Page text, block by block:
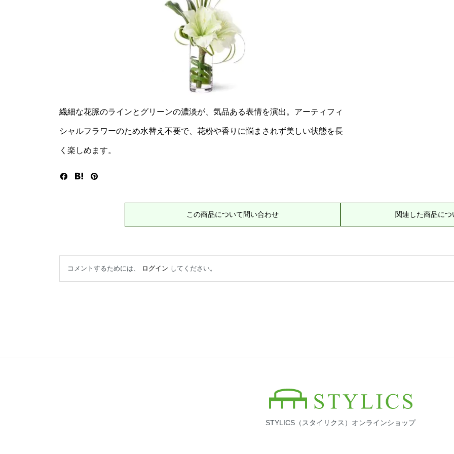
繊細な花脈のラインとグリーンの濃淡が、気品ある表情を演出。アーティフィ
シャルフラワーのため水替え不要で、花粉や香りに悩まされず美しい状態を長
く楽しめます。
この商品について問い合わせ 関連した商品に
コメントするためには、 ログイン してください。
STYLICS（スタイリクス）オンラインショップ